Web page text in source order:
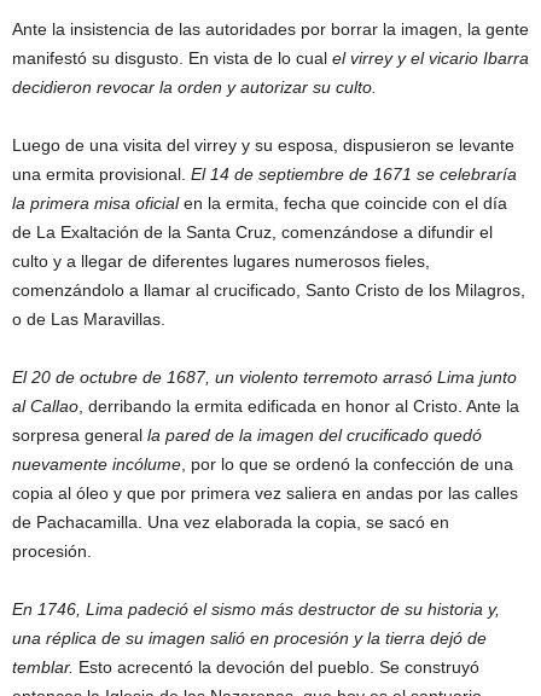
Ante la insistencia de las autoridades por borrar la imagen, la gente
manifestó su disgusto. En vista de lo cual el virrey y el vicario Ibarra
decidieron revocar la orden y autorizar su culto.
Luego de una visita del virrey y su esposa, dispusieron se levante
una ermita provisional. El 14 de septiembre de 1671 se celebraría
la primera misa oficialen la ermita, fecha que coincide con el día
de La Exaltación de la Santa Cruz, comenzándose a difundir el
culto y a llegar de diferentes lugares numerosos fieles,
comenzándolo a llamar al crucificado, Santo Cristo de los Milagros,
o de Las Maravillas.
El 20 de octubre de 1687, un violento terremoto arrasó Lima junto
al Callao , derribando la ermita edificada en honor al Cristo. Ante la
sorpresa general la pared de la imagen del crucificado quedó
nuevamente incólume , por lo que se ordenó la confección de una
copia al óleo y que por primera vez saliera en andas por las calles
de Pachacamilla. Una vez elaborada la copia, se sacó en
procesión.
En 1746, Lima padeció el sismo más destructor de su historia y,
una réplica de su imagen salió en procesión y la tierra dejó de
temblar. Esto acrecentó la devoción del pueblo. Se construyó